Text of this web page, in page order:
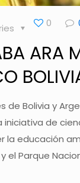
0
ARA
de Bolivia y
iniciativa de
la educación
Parque